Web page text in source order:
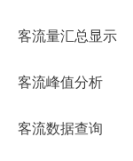
客流量汇总显示
客流峰值分析
客流数据查询